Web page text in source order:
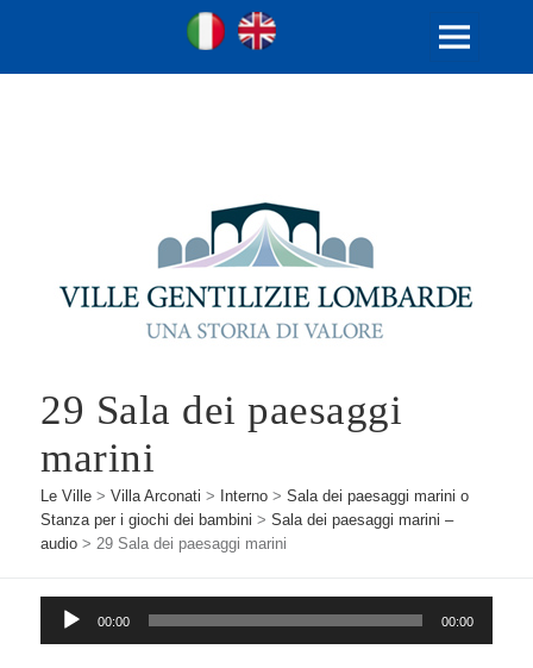
Ville Gentilizie Lombarde
Ita
MENU
29 Sala dei paesaggi
marini
Le Ville >Villa Arconati > Interno >Sala dei paesaggi marini o
Stanza per i giochi dei bambini >Sala dei paesaggi marini –
audio >29 Sala dei paesaggi marini
Player
00:00 00:00